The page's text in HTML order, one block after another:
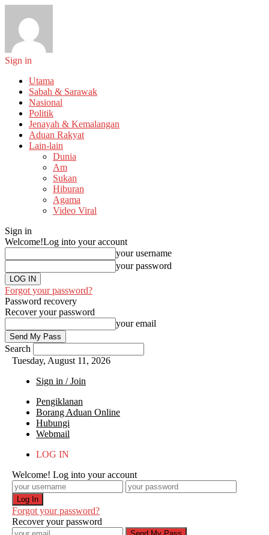
Sign in
Utama
Sabah & Sarawak
Nasional
Politik
Jenayah & Kemalangan
Aduan Rakyat
Lain-lain
Dunia
Am
Sukan
Hiburan
Agama
Video Viral
Sign in
Welcome!Log into your account
your username
your password
Forgot your password?
Password recovery
Recover your password
your email
Search
Tuesday, August 11, 2026
Sign in / Join
Pengiklanan
Borang Aduan Online
Hubungi
Webmail
LOG IN
Welcome! Log into your account
Forgot your password?
Recover your password